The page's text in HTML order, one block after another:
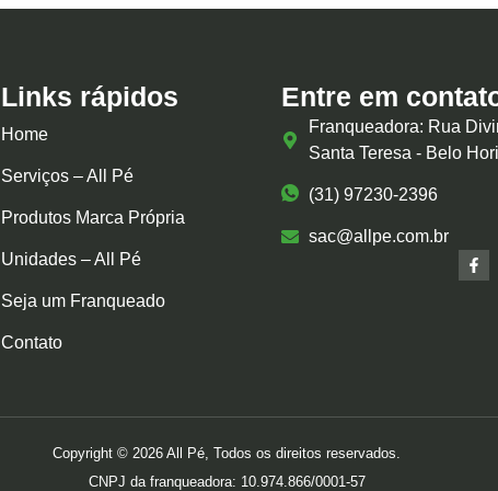
Links rápidos
Home
Serviços – All Pé
Produtos Marca Própria
Unidades – All Pé
Seja um Franqueado
Contato
Entre em
Franqueadora: Rua
Santa Teresa - Belo
(31) 97230-2396
sac@allpe.com.br
Copyright © 2026 All Pé, Todos os direitos reservados.
CNPJ da franqueadora: 10.974.866/0001-57